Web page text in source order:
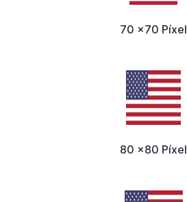
70 x70 Píxel
80 x80 Píxel